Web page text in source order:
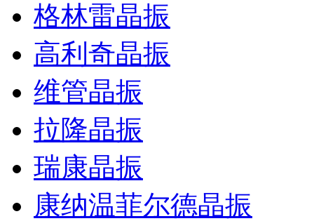
格林雷晶振
高利奇晶振
维管晶振
拉隆晶振
瑞康晶振
康纳温菲尔德晶振